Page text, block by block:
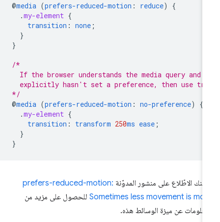
@media (prefers-reduced-motion: reduce
.my-element
transition: none
If the browser understands the media query and
explicitly hasn't set a preference, then use
@media (prefers-reduced-motion: no-preference
.my-element
transition: transform 250 ms ease
الاطّلاع على منشور المدوّنةprefers-reduced-motion:
Sometimes less movement isللحصول على مزيد من
عن ميزة الوسائط هذه.